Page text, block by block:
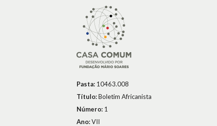
Pasta: 10463.008
Título:Boletim Africanista
Número: 1
Ano:VII